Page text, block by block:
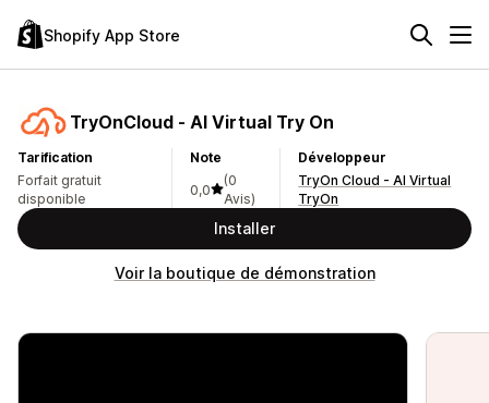
Shopify App Store
TryOnCloud ‑ AI Virtual Try On
Tarification
Forfait gratuit
disponible
Note
0,0
(0
Avis)
Développeur
TryOn Cloud - AI Virtual
TryOn
Installer
Voir la boutique de démonstration